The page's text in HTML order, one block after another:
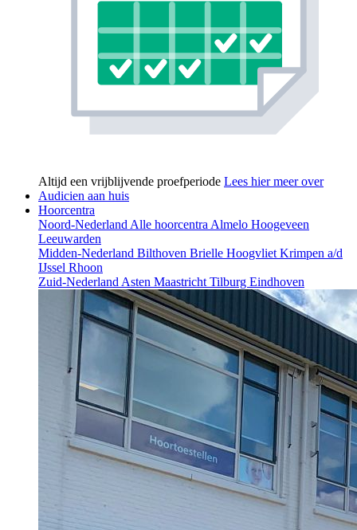
Altijd een vrijblijvende proefperiode Lees hier meer over
Audicien aan huis
Hoorcentra
Noord-Nederland Alle hoorcentra Almelo Hoogeveen
Leeuwarden
Midden-Nederland Bilthoven Brielle Hoogvliet Krimpen a/d
IJssel Rhoon
Zuid-Nederland Asten Maastricht Tilburg Eindhoven